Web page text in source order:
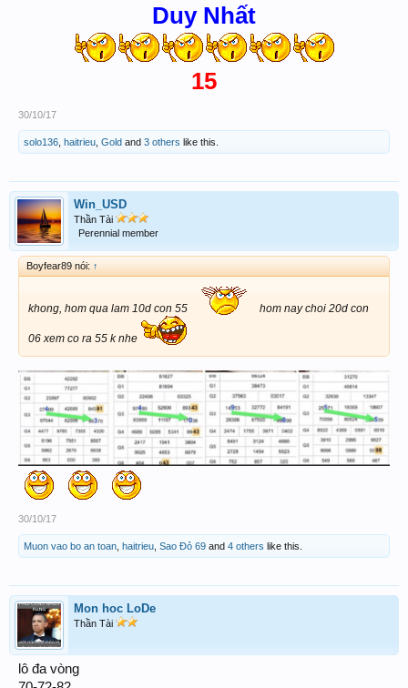
Duy Nhất
15
30/10/17
solo136 haitrieu Gold and 3 others like this.
Win_USD
Thần Tài
Perennial member
Boyfear89 nói: ↑
khong, hom qua lam 10d con 55 hom nay choi 20d con
06 xem co ra 55 k nhe
30/10/17
Muon vao bo an toan haitrieu Sao Đỏ 69 and 4 others like this.
Mon hoc LoDe
Thần Tài
lô đa vòng